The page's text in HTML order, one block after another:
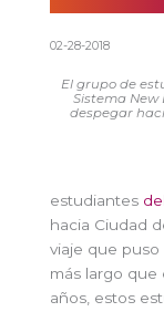
02-28-2018
El grupo de
Sistema
despegar
estudiantes
hacia Ciudad
viaje que puso
más largo que
años, estos